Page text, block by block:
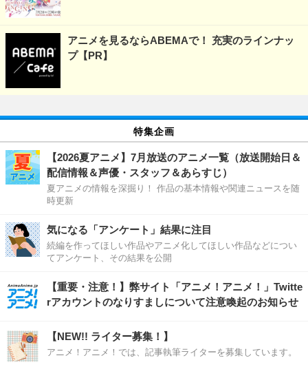
アニメを見るならABEMAで！ 充実のラインナッ
プ【PR】
特集企画
【2026夏アニメ】7月放送のアニメ一覧（放送開始日＆
配信情報＆声優・スタッフ＆あらすじ）
夏アニメの情報を深掘り！ 作品の基本情報や関連ニュースを随
時更新
気になる「アンケート」結果に注目
続編を作ってほしい作品やアニメ化してほしい作品などについ
てアンケート、その結果を公開
【重要・注意！】弊サイト「アニメ！アニメ！」Twitte
rアカウントのなりすましについて注意喚起のお知らせ
【NEW!! ライター募集！】
アニメ！アニメ！では、記事執筆ライターを募集しています。